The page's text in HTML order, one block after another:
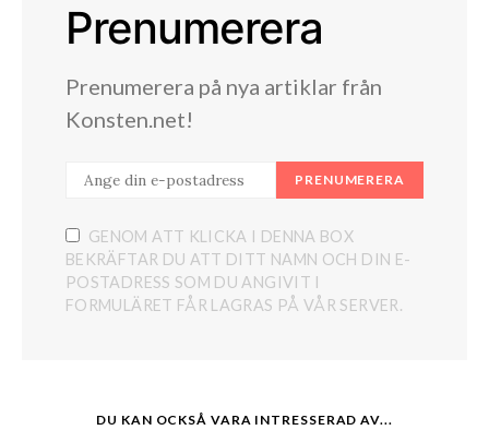
Prenumerera
Prenumerera på nya artiklar från
Konsten.net!
PRENUMERERA
GENOM ATT KLICKA I DENNA BOX
BEKRÄFTAR DU ATT DITT NAMN OCH DIN E-
POSTADRESS SOM DU ANGIVIT I
FORMULÄRET FÅR LAGRAS PÅ VÅR SERVER.
DU KAN OCKSÅ VARA INTRESSERAD AV...